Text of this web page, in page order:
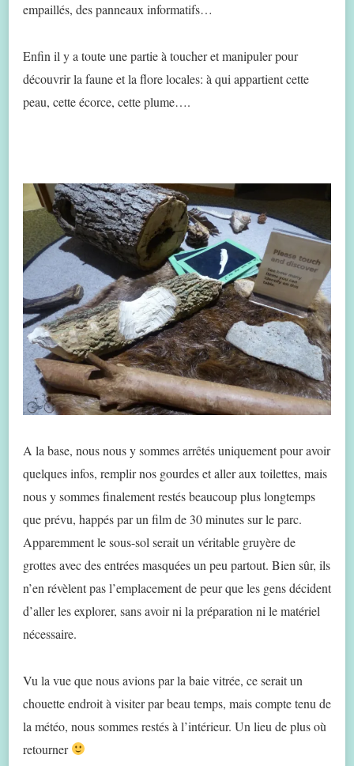
empaillés, des panneaux informatifs…
Enfin il y a toute une partie à toucher et manipuler pour
découvrir la faune et la flore locales: à qui appartient cette
peau, cette écorce, cette plume….
A la base, nous nous y sommes arrêtés uniquement pour avoir
quelques infos, remplir nos gourdes et aller aux toilettes, mais
nous y sommes finalement restés beaucoup plus longtemps
que prévu, happés par un film de 30 minutes sur le parc.
Apparemment le sous-sol serait un véritable gruyère de
grottes avec des entrées masquées un peu partout. Bien sûr, ils
n’en révèlent pas l’emplacement de peur que les gens décident
d’aller les explorer, sans avoir ni la préparation ni le matériel
nécessaire.
Vu la vue que nous avions par la baie vitrée, ce serait un
chouette endroit à visiter par beau temps, mais compte tenu de
la météo, nous sommes restés à l’intérieur. Un lieu de plus où
retourner